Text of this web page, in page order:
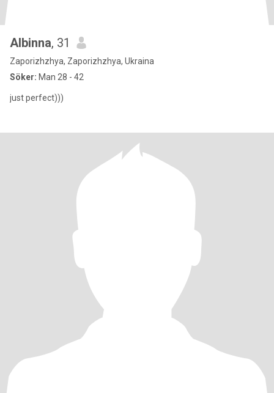
Albinna, 31
Zaporizhzhya, Zaporizhzhya, Ukraina
Söker: Man 28 - 42
just perfect)))